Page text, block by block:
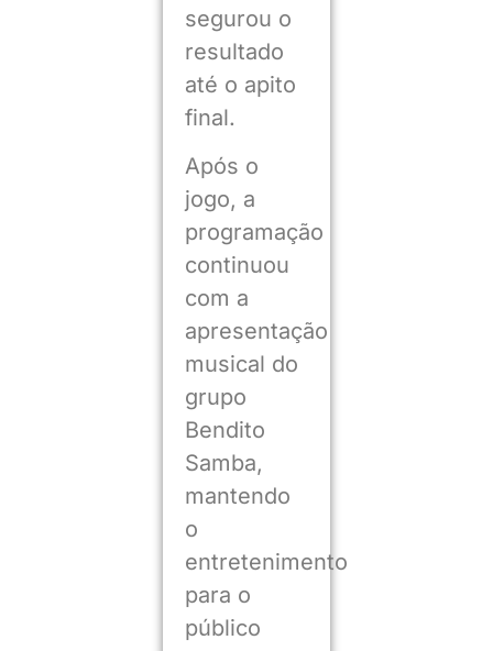
segurou o
resultado
até o apito
final.
Após o
jogo, a
programação
continuou
com a
apresentação
musical do
grupo
Bendito
Samba,
mantendo
o
entretenimento
para o
público